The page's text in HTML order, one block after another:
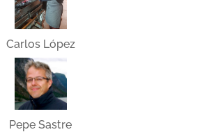
Carlos López
Pepe Sastre